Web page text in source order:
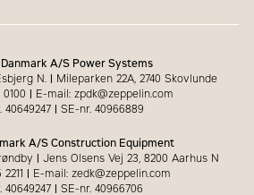
A/S Power Systems
N.
Mileparken 22A, 2740 Skovlunde
E-mail: zpdk@zeppelin.com
40649247
SE-nr. 40966889
A/S Construction Equipment
Jens Olsens Vej 23, 8200 Aarhus N
E-mail: zedk@zeppelin.com
40649247
SE-nr. 40966706